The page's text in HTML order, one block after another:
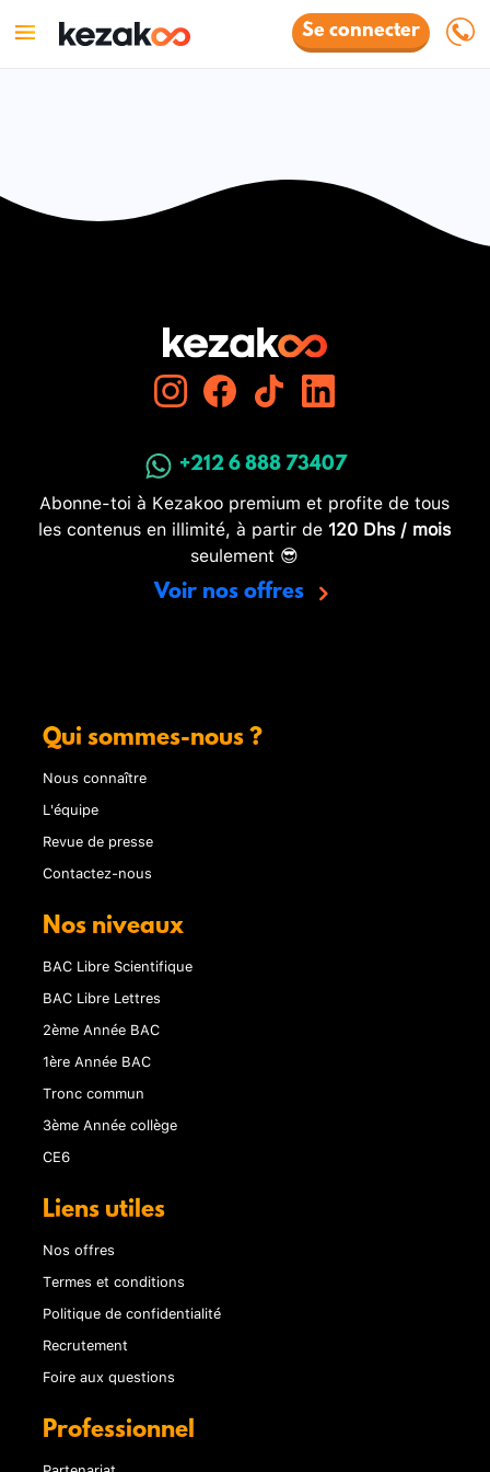
Se connecter
+212 6 888 73407
Abonne-toi à Kezakoo premium et profite de tous
les contenus en illimité, à partir de 120 Dhs / mois
seulement 😎
Voir nos offres
Qui sommes-nous ?
Nous connaître
L'équipe
Revue de presse
Contactez-nous
Nos niveaux
BAC Libre Scientifique
BAC Libre Lettres
2ème Année BAC
1ère Année BAC
Tronc commun
3ème Année collège
CE6
Liens utiles
Nos offres
Termes et conditions
Politique de confidentialité
Recrutement
Foire aux questions
Professionnel